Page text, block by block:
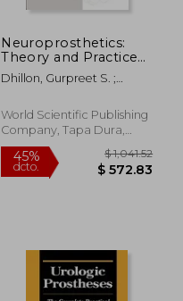
Neuroprosthetics:
Theory and Practice
(en Inglés)
Dhillon, Gurpreet S. ;
World Scientific Publishing
Company, Tapa Dura,
Nuevo